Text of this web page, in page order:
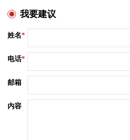
我要建议
姓名*
电话*
邮箱
内容